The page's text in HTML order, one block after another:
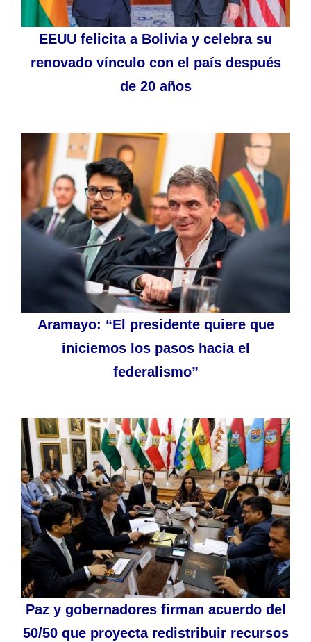
EEUU felicita a Bolivia y celebra su
renovado vínculo con el país después
de 20 años
Aramayo: “El presidente quiere que
iniciemos los pasos hacia el
federalismo”
Paz y gobernadores firman acuerdo del
50/50 que proyecta redistribuir recursos